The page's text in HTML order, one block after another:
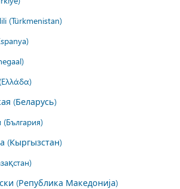
(Türkmenistan)
(Беларусь)
(България)
(Кыргызстан)
(Република Македонија)